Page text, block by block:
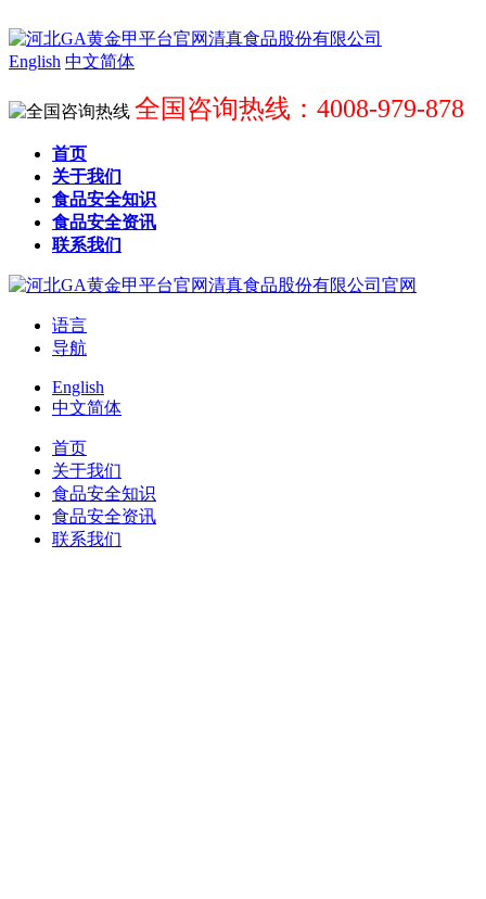
English 中文简体
全国咨询热线：4008-979-878
首页
关于我们
食品安全知识
食品安全资讯
联系我们
语言
导航
English
中文简体
首页
关于我们
食品安全知识
食品安全资讯
联系我们